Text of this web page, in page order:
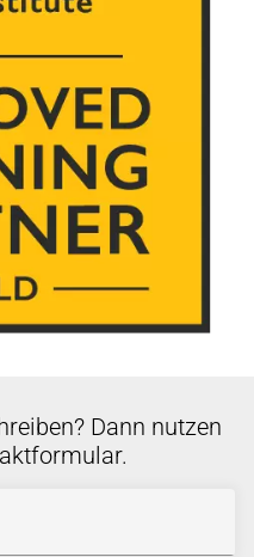
Dann nutzen